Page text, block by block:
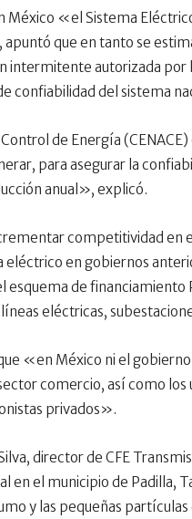
México «el Sistema
que en tanto se
intermitente autorizada por
confiabilidad del sistema
de Energía
para asegurar la
anual», explicó.
competitividad en
eléctrico en gobiernos
esquema de financiamiento
eléctricas,
«en México ni el
comercio, así como
privados».
director de CFE
en el municipio de Padilla,
y las pequeñas